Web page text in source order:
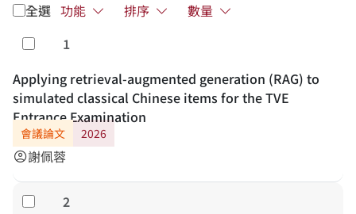
全選 功能 排序
數量
勾選
1
Applying retrieval-augmented generation (RAG) to
simulated classical Chinese items for the TVE
Entrance Examination
會議論文 2026
account_circle謝佩蓉
勾選
2